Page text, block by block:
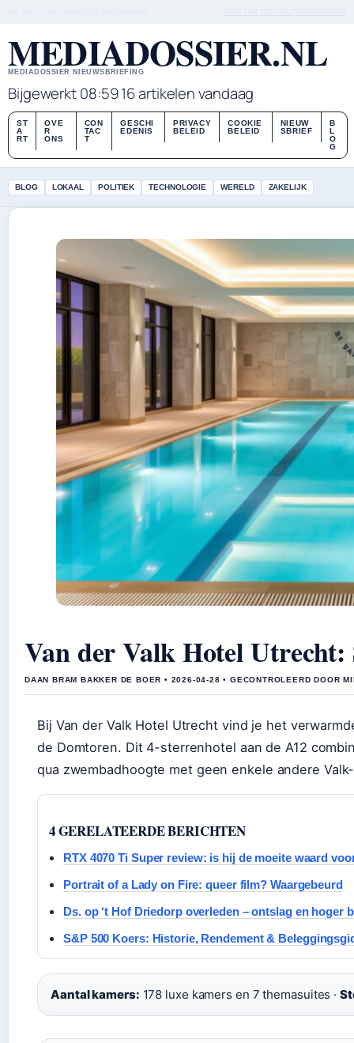
MEDIADOSSIER.NL
MEDIADOSSIER NIEUWSBRIEFING
Bijgewerkt 08:5916 artikelen vandaag
ST
A
RT
OVE
R
ONS
CON
TAC
T
GESCHI
EDENIS
PRIVACY
BELEID
COOKIE
BELEID
NIEUW
SBRIEF
B
L
O
G
BLOG LOKAAL POLITIEK TECHNOLOGIE WERELD ZAKELIJK
Van der Valk Hotel
DAAN BRAM BAKKER DE BOER • 2026-04-28 • GECONTROLEERD DOOR
Bij Van der Valk Hotel Utrecht vind je het
de Domtoren. Dit 4-sterrenhotel aan de A12
qua zwembadhoogte met geen enkele andere
4 GERELATEERDE BERICHTEN
RTX 4070 Ti Super review: is hij de moeite waard
Portrait of a Lady on Fire: queer film? Waargebeurd
Ds. op ‘t Hof Driedorp overleden – ontslag en hoger
S&P 500 Koers: Historie, Rendement &
Aantal kamers: 178 luxe kamers en 7 themasuites ·